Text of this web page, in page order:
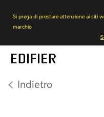
Si prega di prestare attenzione ai siti
marchio
Indietro